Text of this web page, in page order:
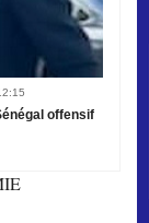
offensif